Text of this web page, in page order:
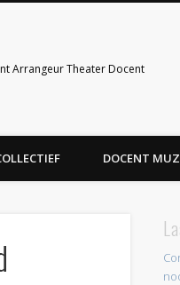
Arrangeur Theater Docent
DOCENT